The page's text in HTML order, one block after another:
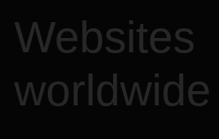
Websites
worldwide